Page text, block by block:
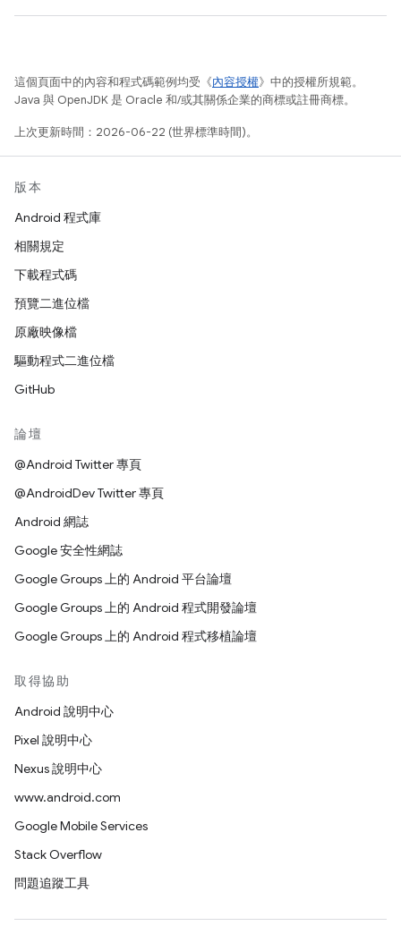
這個頁面中的內容和程式碼範例均受《內容授權》中的授權所規範。
Java 與 OpenJDK 是 Oracle 和/或其關係企業的商標或註冊商標。
上次更新時間：2026-06-22 (世界標準時間)。
版本
Android 程式庫
相關規定
下載程式碼
預覽二進位檔
原廠映像檔
驅動程式二進位檔
GitHub
論壇
@Android Twitter 專頁
@AndroidDev Twitter 專頁
Android 網誌
Google 安全性網誌
Google Groups 上的 Android 平台論壇
Google Groups 上的 Android 程式開發論壇
Google Groups 上的 Android 程式移植論壇
取得協助
Android 說明中心
Pixel 說明中心
Nexus 說明中心
www.android.com
Google Mobile Services
Stack Overflow
問題追蹤工具